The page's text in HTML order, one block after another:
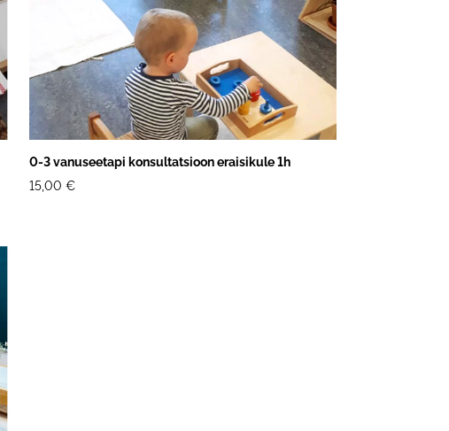
0-3 vanuseetapi konsultatsioon eraisikule 1h
15,00 €